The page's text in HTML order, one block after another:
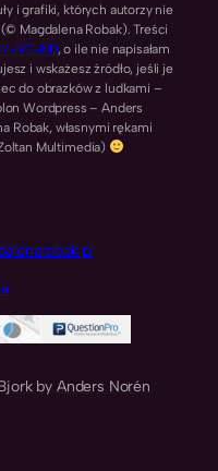
i grafiki, których autorzy nie
Magdalena Robak). Treści
NC-ND, o ile nie napisałam
i wskażesz źródło, jeśli je
do obrazków z ludkami –
Wordpress – Anders
Robak, własnymi rękami
Multimedia)
by Anders Norén